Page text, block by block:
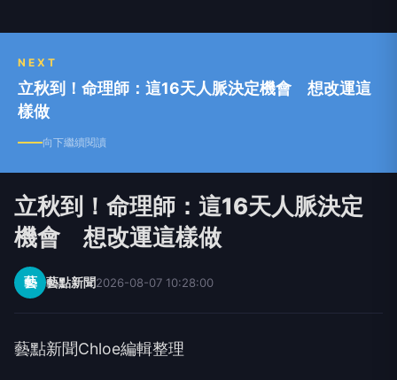
NEXT
立秋到！命理師：這16天人脈決定機會 想改運這
樣做
向下繼續閱讀
立秋到！命理師：這16天人脈決定
機會 想改運這樣做
藝 藝點新聞2026-08-07 10:28:00
藝點新聞Chloe編輯整理